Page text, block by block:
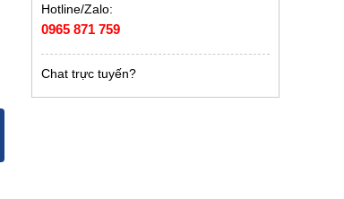
Hotline/Zalo:
0965 871 759
Chat trực tuyến?